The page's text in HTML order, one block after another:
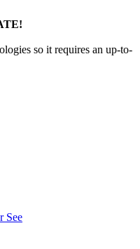
so it requires an up-to-
See